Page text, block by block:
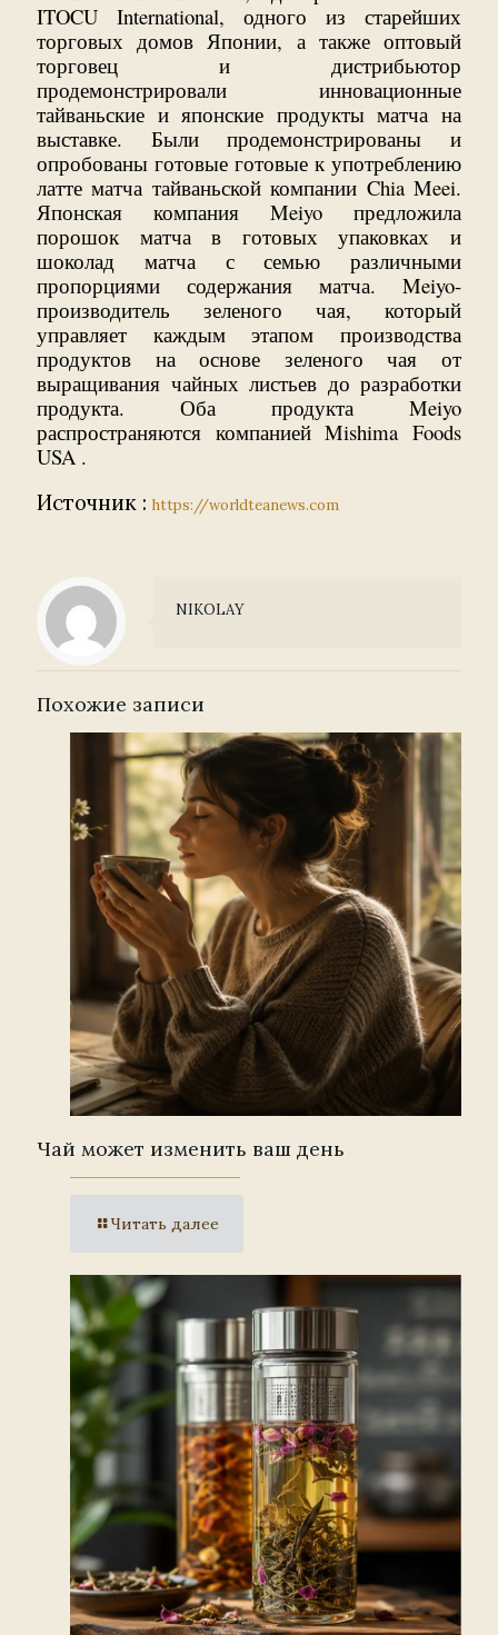
ITOCU International, одного из старейших
торговых домов Японии, а также оптовый
торговец и дистрибьютор
продемонстрировали инновационные
тайваньские и японские продукты матча на
выставке. Были продемонстрированы и
опробованы готовые готовые к употреблению
латте матча тайваньской компании Chia Meei.
Японская компания Meiyo предложила
порошок матча в готовых упаковках и
шоколад матча с семью различными
пропорциями содержания матча. Meiyo-
производитель зеленого чая, который
управляет каждым этапом производства
продуктов на основе зеленого чая от
выращивания чайных листьев до разработки
продукта. Оба продукта Meiyo
распространяются компанией Mishima Foods
USA .
Источник : https://worldteanews.com
NIKOLAY
Похожие записи
Чай может изменить ваш день
Читать далее